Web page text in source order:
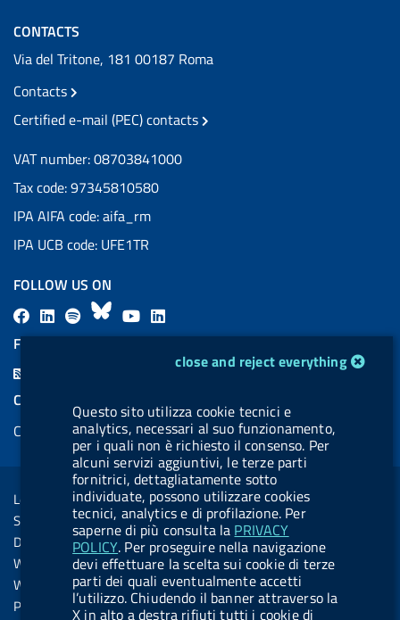
cookie management moduleclose and reject everything
Questo sito utilizza cookie tecnici e
analytics, necessari al suo funzionamento,
per i quali non è richiesto il consenso. Per
alcuni servizi aggiuntivi, le terze parti
fornitrici, dettagliatamente sotto
individuate, possono utilizzare cookies
tecnici, analytics e di profilazione. Per
saperne di più consulta la PRIVACY
POLICY. Per proseguire nella navigazione
devi effettuare la scelta sui cookie di terze
parti dei quali eventualmente accetti
l’utilizzo. Chiudendo il banner attraverso la
X in alto a destra rifiuti tutti i cookie di
CONTACTS
Via del Tritone, 181 00187 Roma
Contacts
Certified e-mail (PEC) contacts
VAT number: 08703841000
Tax code: 97345810580
IPA AIFA code: aifa_rm
IPA UCB code: UFE1TR
FOLLOW US ON
F
a
L
i
a
l
.
b
u
t
t
o
n
.
B
l
s
k
y
Y
o
u
b
e
i
e
d
i
n
FEED RSS
COOKIES
Cookie management
Sezione Link Utili
Legal notice
Social Media Policy
Dichiarazione di accessibilità
Web accessibility
Website statistics
Privacy